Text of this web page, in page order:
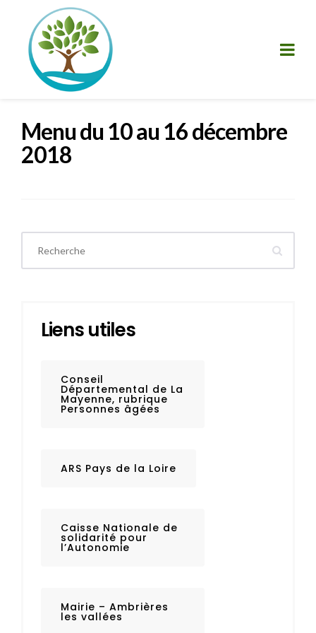
Menu du 10 au 16 décembre
2018
Liens utiles
Conseil
Départemental de La
Mayenne, rubrique
Personnes âgées
ARS Pays de la Loire
Caisse Nationale de
solidarité pour
l’Autonomie
Mairie – Ambrières
les vallées